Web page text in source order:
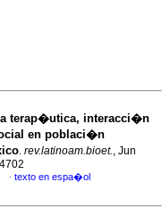
terap�utica, interacci�n
en poblaci�n
. rev.latinoam.bioet., Jun
· texto en espa�ol